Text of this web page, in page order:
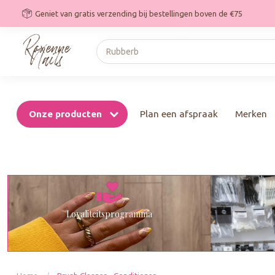
Geniet van gratis verzending bij bestellingen boven de €75
Onze producten Plan een afspraak Merken
Loyaliteitsprogramma